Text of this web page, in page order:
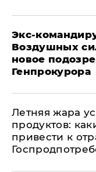
Экс-
Воздушных
новое
Генпрокурора
Летняя жара
продуктов:
привести к